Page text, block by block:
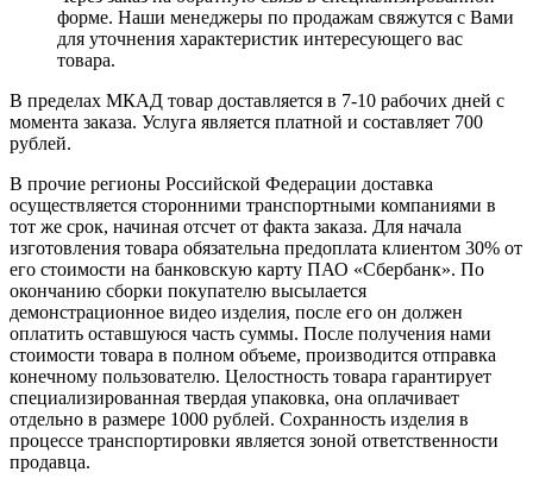
форме. Наши менеджеры по продажам свяжутся с Вами
для уточнения характеристик интересующего вас
товара.
В пределах МКАД товар доставляется в 7-10 рабочих дней с
момента заказа. Услуга является платной и составляет 700
рублей.
В прочие регионы Российской Федерации доставка
осуществляется сторонними транспортными компаниями в
тот же срок, начиная отсчет от факта заказа. Для начала
изготовления товара обязательна предоплата клиентом 30% от
его стоимости на банковскую карту ПАО «Сбербанк». По
окончанию сборки покупателю высылается
демонстрационное видео изделия, после его он должен
оплатить оставшуюся часть суммы. После получения нами
стоимости товара в полном объеме, производится отправка
конечному пользователю. Целостность товара гарантирует
специализированная твердая упаковка, она оплачивает
отдельно в размере 1000 рублей. Сохранность изделия в
процессе транспортировки является зоной ответственности
продавца.